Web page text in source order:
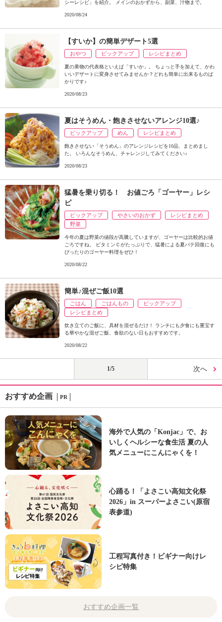
シーレシピ」を紹介。 メインのおかずから、副菜、汁物まで。
2020/08/24
【すいか】の簡単デザート5選
おやつ ピックアップ レシピまとめ
夏の果物の代表格といえば「すいか」。 ちょっと手を加えて、かわ
いいデザートに変身させてみませんか？どれも簡単に出来るものば
かりです♪
2020/08/23
夏はそうめん・飽きさせないアレンジ10選♪
ピックアップ めん レシピまとめ
飽きさせない「そうめん」のアレンジレシピを10品、まとめまし
た。 いろんなそうめん、チャレンジしてみてください♪
2020/08/23
猛暑を乗り切る！ お値ごろ「ゴーヤー」レシ
ピ
ピックアップ やさいのおかず
レシピまとめ
野菜
今年の夏は野菜の値段が高騰していますが、ゴーヤーは比較的お値
ごろですね。 ビタミンＣがたっぷりで、猛暑による夏バテ回復にも
ぴったりのゴーヤー料理をぜひ！
2020/08/22
簡単♪混ぜご飯10選
ごはん ごはんもの
ピックアップ
レシピまとめ
炊き立てのご飯に、具材を混ぜるだけ！ ランチにも夕食にも重宝す
る華やかな混ぜご飯、食欲のない日もおすすめです。
2020/08/22
1/5 次へ
おすすめ企画 PR
海外で人気の「Konjac」で、お
いしくヘルシーな食生活 夏の人
気メニューにこんにゃくを！
心踊る！「よさこい高知文化祭
2026」in スーパーよさこい(原宿
表参道)
工程写真付き！ビギナー向けレ
シピ特集
おすすめ企画一覧